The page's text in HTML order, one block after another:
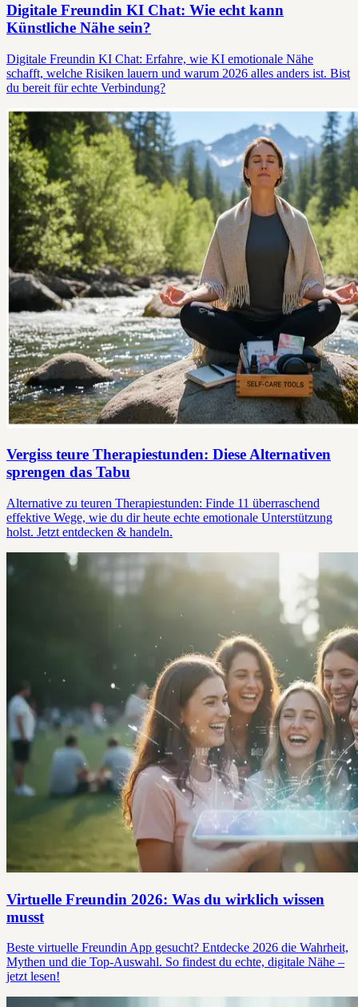
Digitale Freundin KI Chat: Wie echt kann
Künstliche Nähe sein?
Digitale Freundin KI Chat: Erfahre, wie KI emotionale Nähe
schafft, welche Risiken lauern und warum 2026 alles anders ist. Bist
du bereit für echte Verbindung?
Vergiss teure Therapiestunden: Diese Alternativen
sprengen das Tabu
Alternative zu teuren Therapiestunden: Finde 11 überraschend
effektive Wege, wie du dir heute echte emotionale Unterstützung
holst. Jetzt entdecken & handeln.
Virtuelle Freundin 2026: Was du wirklich wissen
musst
Beste virtuelle Freundin App gesucht? Entdecke 2026 die Wahrheit,
Mythen und die Top-Auswahl. So findest du echte, digitale Nähe –
jetzt lesen!